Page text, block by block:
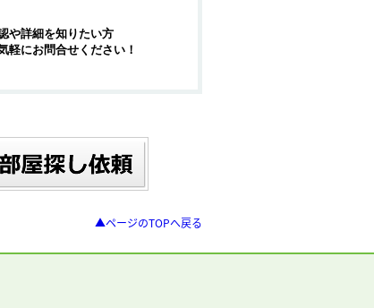
や詳細を知りたい方
軽にお問合せください！
▲ページのTOPへ戻る